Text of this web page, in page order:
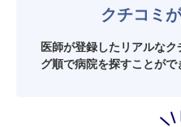
クチコミ
医師が登録したリアルな
グ順で病院を探すことがで